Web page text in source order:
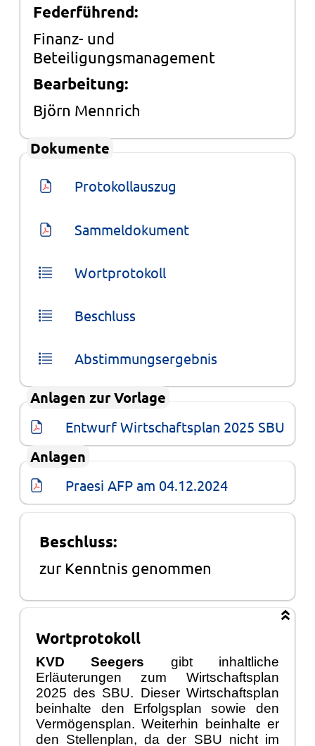
Federführend:
Finanz- und
Beteiligungsmanagement
Bearbeitung:
Björn Mennrich
Dokumente
Protokollauszug
Sammeldokument
Wortprotokoll
Beschluss
Abstimmungsergebnis
Anlagen zur Vorlage
Entwurf Wirtschaftsplan 2025 SBU
Anlagen
Praesi AFP am 04.12.2024
Beschluss:
zur Kenntnis genommen
Wortprotokoll
KVD Seegers gibt inhaltliche
Erläuterungen zum Wirtschaftsplan
2025 des SBU. Dieser Wirtschaftsplan
beinhalte den Erfolgsplan sowie den
Vermögensplan. Weiterhin beinhalte er
den Stellenplan, da der SBU nicht im